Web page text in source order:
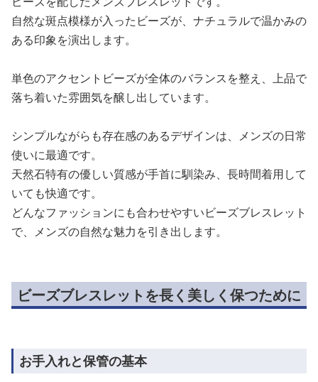
自然な斑点模様が入ったビーズが、ナチュラルで温かみの
ある印象を演出します。
単色のアクセントビーズが全体のバランスを整え、上品で
落ち着いた雰囲気を醸し出しています。
シンプルながらも存在感のあるデザインは、メンズの日常
使いに最適です。
天然石特有の優しい質感が手首に馴染み、長時間着用して
いても快適です。
どんなファッションにも合わせやすいビーズブレスレット
で、メンズの自然な魅力を引き出します。
ビーズブレスレットを長く美しく保つために
お手入れと保管の基本